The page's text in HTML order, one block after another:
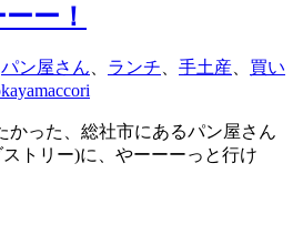
ー！
パン屋さん ランチ 手土産
買い
かった、総社市にあるパン屋さん
ストリー)に、やーーーっと行け